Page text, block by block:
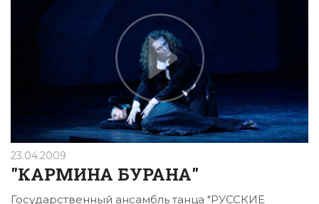
23.04.2009
"КАРМИНА БУРАНА"
Государственный ансамбль танца "РУССКИЕ